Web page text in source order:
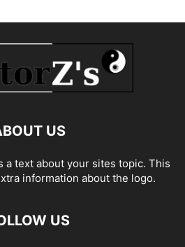
US
a text about your sites topic. This
information about the logo.
US